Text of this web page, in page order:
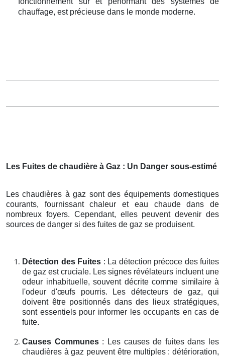
chauffage, est précieuse dans le monde moderne.
Les Fuites de chaudière à Gaz : Un Danger sous-estimé
Les chaudières à gaz sont des équipements domestiques
courants, fournissant chaleur et eau chaude dans de
nombreux foyers. Cependant, elles peuvent devenir des
sources de danger si des fuites de gaz se produisent.
Détection des Fuites : La détection précoce des fuites
de gaz est cruciale. Les signes révélateurs incluent une
odeur inhabituelle, souvent décrite comme similaire à
l'odeur d'œufs pourris. Les détecteurs de gaz, qui
doivent être positionnés dans des lieux stratégiques,
sont essentiels pour informer les occupants en cas de
fuite.
Causes Communes: Les causes de fuites dans les
chaudières à gaz peuvent être multiples : détérioration,